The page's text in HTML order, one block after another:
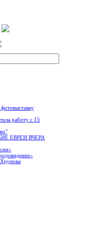
работу с 15
ЕВРЕИ ВЧЕРА